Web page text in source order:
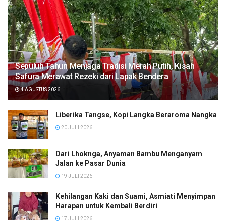
Sepuluh Tahun Menjaga Tradisi Merah Putih, Kisah
Safura Merawat Rezeki dari Lapak Bendera
4 AGUSTUS 2026
Liberika Tangse, Kopi Langka Beraroma Nangka
20 JULI 2026
Dari Lhoknga, Anyaman Bambu Menganyam
Jalan ke Pasar Dunia
19 JULI 2026
Kehilangan Kaki dan Suami, Asmiati Menyimpan
Harapan untuk Kembali Berdiri
17 JULI 2026